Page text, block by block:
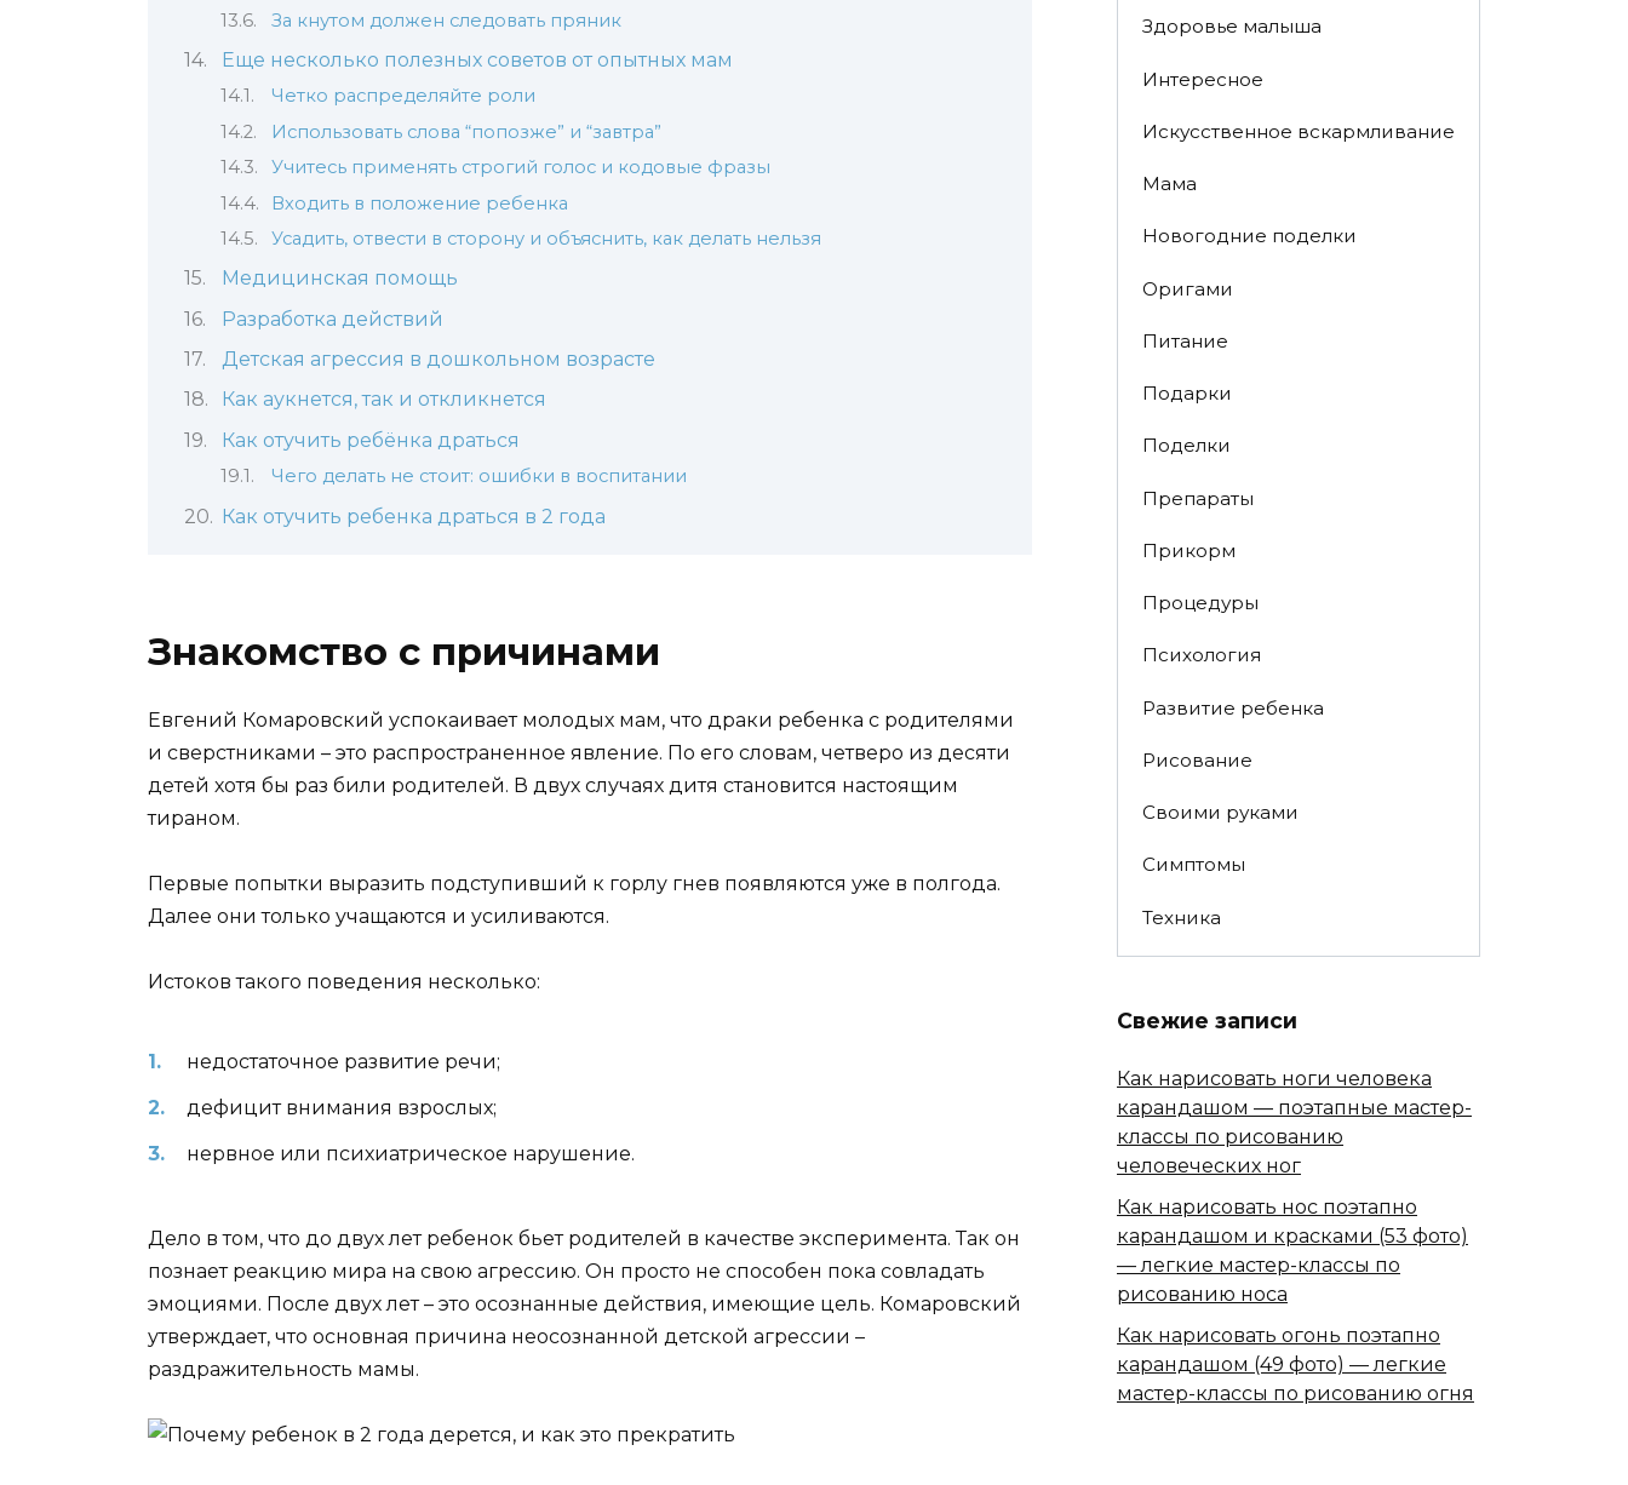
За кнутом должен следовать пряник
Еще несколько полезных советов от опытных мам
Четко распределяйте роли
Использовать слова “попозже” и “завтра”
Учитесь применять строгий голос и кодовые фразы
Входить в положение ребенка
Усадить, отвести в сторону и объяснить, как делать нельзя
Медицинская помощь
Разработка действий
Детская агрессия в дошкольном возрасте
Как аукнется, так и откликнется
Как отучить ребёнка драться
Чего делать не стоит: ошибки в воспитании
Как отучить ребенка драться в 2 года
Знакомство с причинами
Евгений Комаровский успокаивает молодых мам, что драки ребенка с родителями
и сверстниками – это распространенное явление. По его словам, четверо из десяти
детей хотя бы раз били родителей. В двух случаях дитя становится настоящим
тираном.
Первые попытки выразить подступивший к горлу гнев появляются уже в полгода.
Далее они только учащаются и усиливаются.
Истоков такого поведения несколько:
недостаточное развитие речи;
дефицит внимания взрослых;
нервное или психиатрическое нарушение.
Дело в том, что до двух лет ребенок бьет родителей в качестве эксперимента. Так он
познает реакцию мира на свою агрессию. Он просто не способен пока совладать
эмоциями. После двух лет – это осознанные действия, имеющие цель. Комаровский
утверждает, что основная причина неосознанной детской агрессии –
раздражительность мамы.
Здоровье малыша
Интересное
Искусственное вскармливание
Мама
Новогодние поделки
Оригами
Питание
Подарки
Поделки
Препараты
Прикорм
Процедуры
Психология
Развитие ребенка
Рисование
Своими руками
Симптомы
Техника
Свежие записи
Как нарисовать ноги человека
карандашом — поэтапные мастер-
классы по рисованию
человеческих ног
Как нарисовать нос поэтапно
карандашом и красками (53 фото)
— легкие мастер-классы по
рисованию носа
Как нарисовать огонь поэтапно
карандашом (49 фото) — легкие
мастер-классы по рисованию огня